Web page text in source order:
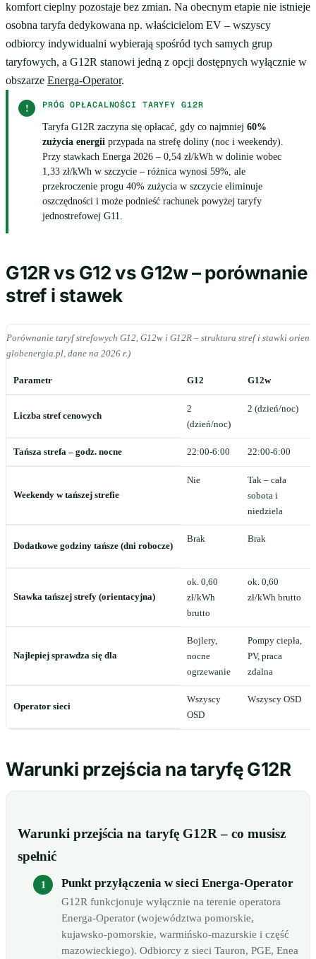
komfort cieplny pozostaje bez zmian. Na obecnym etapie nie istnieje
osobna taryfa dedykowana np. właścicielom EV – wszyscy
odbiorcy indywidualni wybierają spośród tych samych grup
taryfowych, a G12R stanowi jedną z opcji dostępnych wyłącznie w
obszarze Energa-Operator.
! PRÓG OPŁACALNOŚCI TARYFY G12R
Taryfa G12R zaczyna się opłacać, gdy co najmniej 60%
zużycia energii przypada na strefę doliny (noc i weekendy).
Przy stawkach Energa 2026 – 0,54 zł/kWh w dolinie wobec
1,33 zł/kWh w szczycie – różnica wynosi 59%, ale
przekroczenie progu 40% zużycia w szczycie eliminuje
oszczędności i może podnieść rachunek powyżej taryfy
jednostrefowej G11.
G12R vs G12 vs G12w – porównanie
stref i stawek
Porównanie taryf strefowych G12, G12w i G12R – struktura stref i stawki
globenergia.pl, dane na 2026 r.)
Parametr G12 G12w
Liczba stref cenowych
2
(dzień/noc)
2 (dzień/noc)
Tańsza strefa – godz. nocne 22:00-6:00 22:00-6:00
Weekendy w tańszej strefie
Nie
Tak – cała
sobota i
niedziela
Dodatkowe godziny tańsze (dni robocze)
Brak Brak
Stawka tańszej strefy (orientacyjna)
ok. 0,60
zł/kWh
brutto
ok. 0,60
zł/kWh brutto
Najlepiej sprawdza się dla
Bojlery,
nocne
ogrzewanie
Pompy ciepła,
PV, praca
zdalna
Operator sieci
Wszyscy
OSD
Wszyscy OSD
Warunki przejścia na taryfę G12R
Warunki przejścia na taryfę G12R – co musisz
spełnić
Punkt przyłączenia w sieci Energa-Operator
G12R funkcjonuje wyłącznie na terenie operatora
Energa-Operator (województwa pomorskie,
kujawsko-pomorskie, warmińsko-mazurskie i część
mazowieckiego). Odbiorcy z sieci Tauron, PGE, Enea